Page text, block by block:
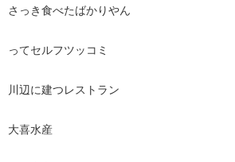
さっき食べたばかりやん
ってセルフツッコミ
川辺に建つレストラン
大喜水産